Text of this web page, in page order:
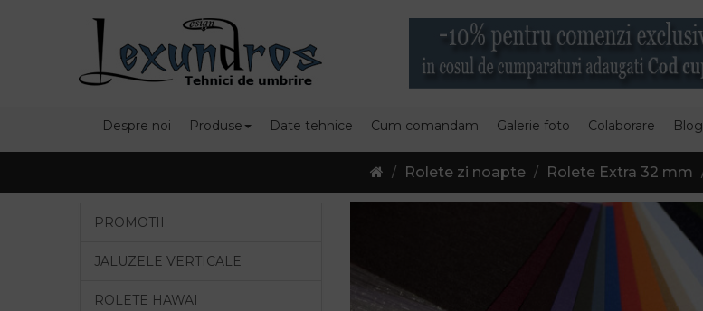
Despre noi Produse Date tehnice Cum comandam Galerie foto Colaborare Blog
Rolete zi noapte Rolete Extra 32 mm
PROMOTII
JALUZELE VERTICALE
ROLETE HAWAI